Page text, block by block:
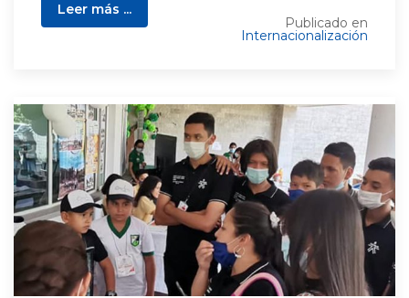
Leer más ...
Publicado en
Internacionalización